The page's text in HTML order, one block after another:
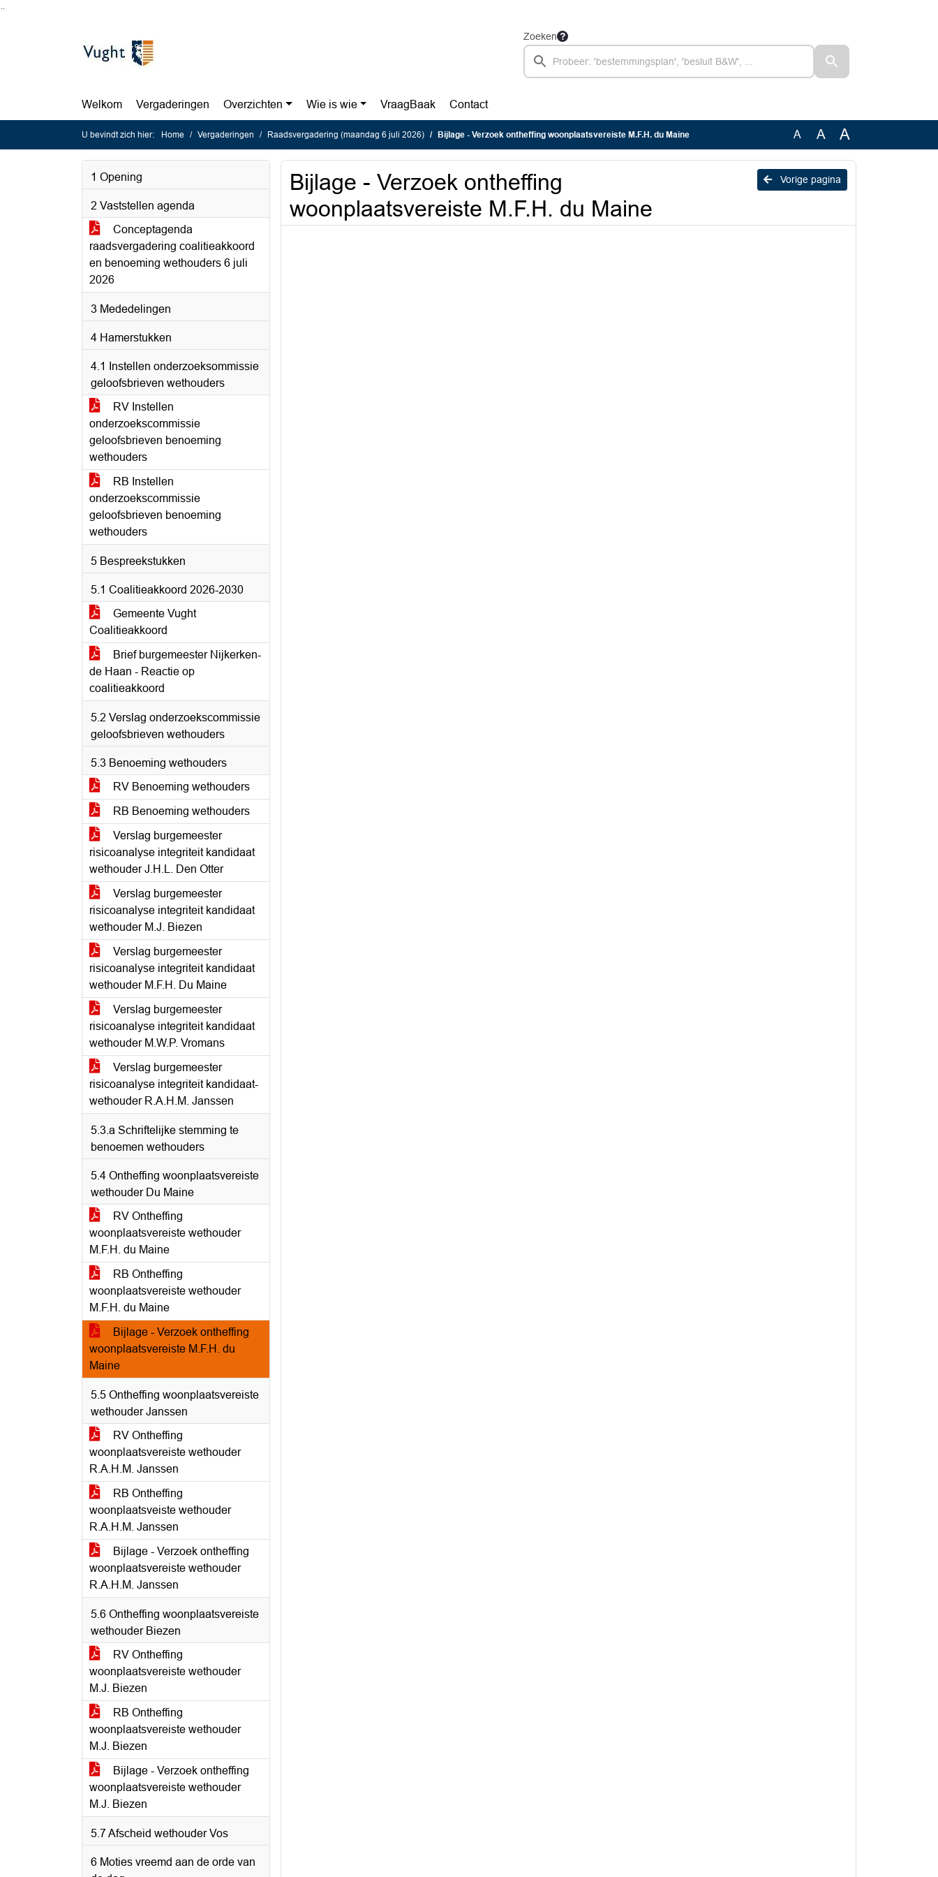
Zoeken
Welkom Vergaderingen Overzichten Wie is wie VraagBaak Contact
U bevindt zich hier: Home Vergaderingen Raadsvergadering (maandag 6 juli 2026) Bijlage - Verzoek ontheffing woonplaatsvereiste M.F.H. du Maine A A A
1 Opening
2 Vaststellen agenda
Conceptagenda
raadsvergadering coalitieakkoord
en benoeming wethouders 6 juli
2026
3 Mededelingen
4 Hamerstukken
4.1 Instellen onderzoeksommissie
geloofsbrieven wethouders
RV Instellen
onderzoekscommissie
geloofsbrieven benoeming
wethouders
RB Instellen
onderzoekscommissie
geloofsbrieven benoeming
wethouders
5 Bespreekstukken
5.1 Coalitieakkoord 2026-2030
Gemeente Vught
Coalitieakkoord
Brief burgemeester Nijkerken-
de Haan - Reactie op
coalitieakkoord
5.2 Verslag onderzoekscommissie
geloofsbrieven wethouders
5.3 Benoeming wethouders
RV Benoeming wethouders
RB Benoeming wethouders
Verslag burgemeester
risicoanalyse integriteit kandidaat
wethouder J.H.L. Den Otter
Verslag burgemeester
risicoanalyse integriteit kandidaat
wethouder M.J. Biezen
Verslag burgemeester
risicoanalyse integriteit kandidaat
wethouder M.F.H. Du Maine
Verslag burgemeester
risicoanalyse integriteit kandidaat
wethouder M.W.P. Vromans
Verslag burgemeester
risicoanalyse integriteit kandidaat-
wethouder R.A.H.M. Janssen
5.3.a Schriftelijke stemming te
benoemen wethouders
5.4 Ontheffing woonplaatsvereiste
wethouder Du Maine
RV Ontheffing
woonplaatsvereiste wethouder
M.F.H. du Maine
RB Ontheffing
woonplaatsvereiste wethouder
M.F.H. du Maine
Bijlage - Verzoek ontheffing
woonplaatsvereiste M.F.H. du
Maine
5.5 Ontheffing woonplaatsvereiste
wethouder Janssen
RV Ontheffing
woonplaatsvereiste wethouder
R.A.H.M. Janssen
RB Ontheffing
woonplaatsveiste wethouder
R.A.H.M. Janssen
Bijlage - Verzoek ontheffing
woonplaatsvereiste wethouder
R.A.H.M. Janssen
5.6 Ontheffing woonplaatsvereiste
wethouder Biezen
RV Ontheffing
woonplaatsvereiste wethouder
M.J. Biezen
RB Ontheffing
woonplaatsvereiste wethouder
M.J. Biezen
Bijlage - Verzoek ontheffing
woonplaatsvereiste wethouder
M.J. Biezen
5.7 Afscheid wethouder Vos
6 Moties vreemd aan de orde van
Vorige pagina
Bijlage - Verzoek ontheffing
woonplaatsvereiste M.F.H. du Maine